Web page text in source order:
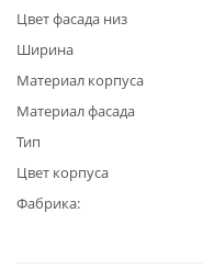
Цвет фасада низ
Ширина
Материал корпуса
Материал фасада
Тип
Цвет корпуса
Фабрика: